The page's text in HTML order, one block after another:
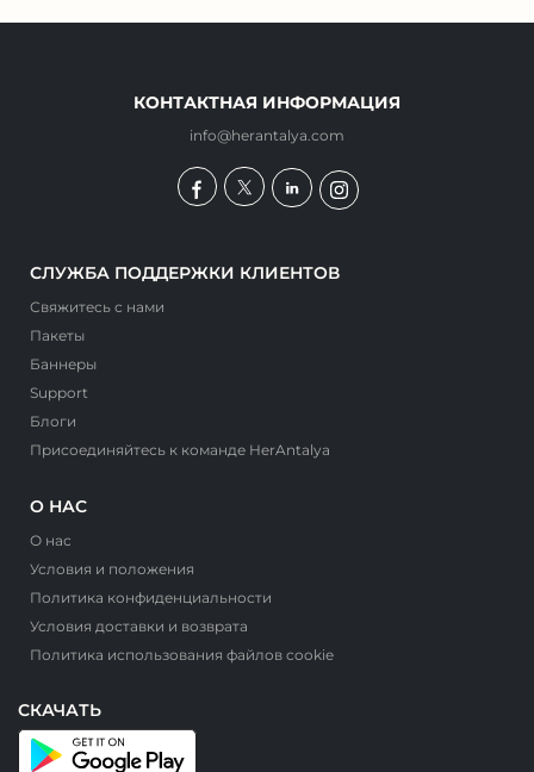
КОНТАКТНАЯ ИНФОРМАЦИЯ
info@herantalya.com
СЛУЖБА ПОДДЕРЖКИ КЛИЕНТОВ
Свяжитесь с нами
Пакеты
Баннеры
Support
Блоги
Присоединяйтесь к команде HerAntalya
О НАС
О нас
Условия и положения
Политика конфиденциальности
Условия доставки и возврата
Политика использования файлов cookie
СКАЧАТЬ